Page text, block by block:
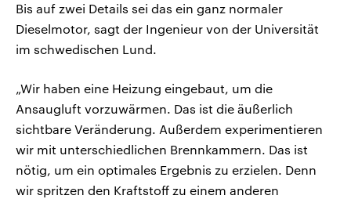
Bis auf zwei Details sei das ein ganz normaler
Dieselmotor, sagt der Ingenieur von der Universität
im schwedischen Lund.
„Wir haben eine Heizung eingebaut, um die
Ansaugluft vorzuwärmen. Das ist die äußerlich
sichtbare Veränderung. Außerdem experimentieren
wir mit unterschiedlichen Brennkammern. Das ist
nötig, um ein optimales Ergebnis zu erzielen. Denn
wir spritzen den Kraftstoff zu einem anderen